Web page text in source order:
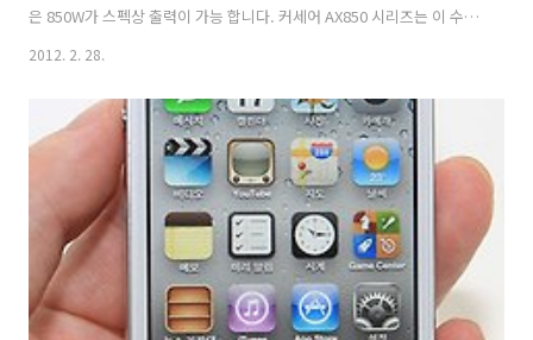
은 850W가 스펙상 출력이 가능 합니다. 커세어 AX850 시리즈는 이 수치
면 웹서핑을 하고 동영상 보는정도로는 이정도 수치를 보통 넘지를 않습
니다. 그래서 팬이 돌아가질 않지요. 170W 이상을 계속 사용시에는 천천
히 팬속도가 올라가서 돌게됩니다. 그렇더라도 사람 귀에 들리는 20dB
이상 수준이 되려면 510W 이상을 써야 합니다. 제 본체는 배틀필드3를
해서 과부하를 줘야 300W 수준을 넘어서 겨우 팬이 돌아가는..
2012. 2. 28.